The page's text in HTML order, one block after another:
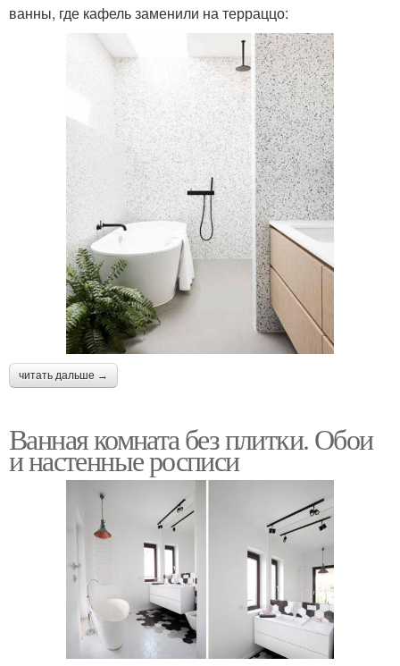
ванны, где кафель заменили на терраццо:
читать дальше →
Ванная комната без плитки. Обои
и настенные росписи